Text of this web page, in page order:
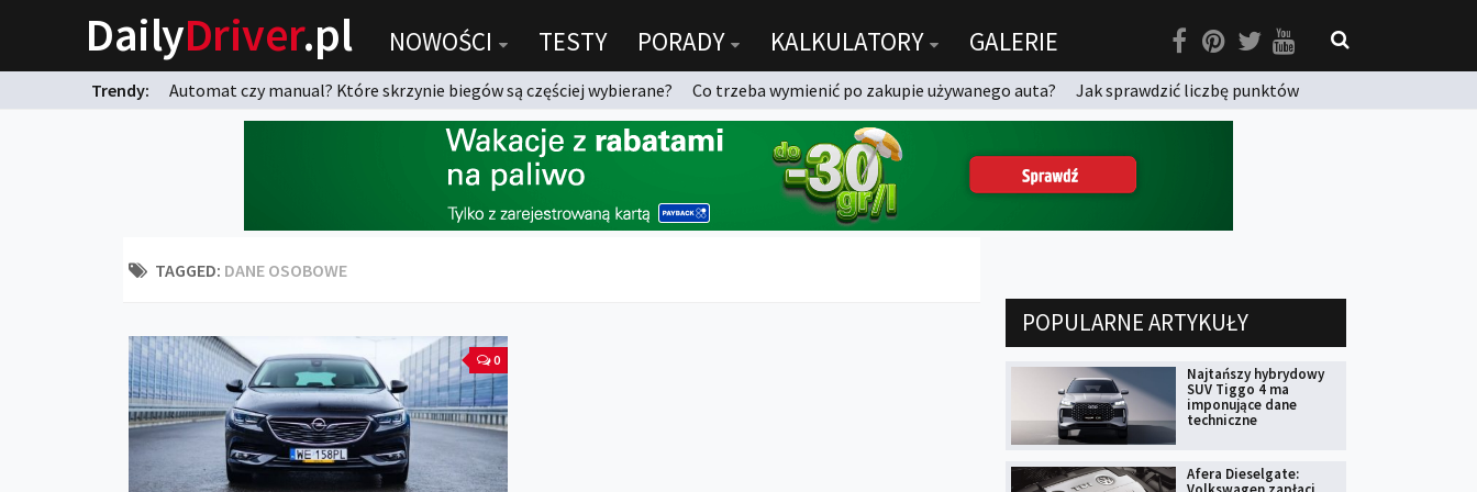
DailyDriver.pl NOWOŚCI TESTY PORADY KALKULATORY GALERIE
Trendy: Automat czy manual? Które skrzynie biegów są częściej wybierane? Co trzeba wymienić po zakupie używanego auta?
Jak sprawdzić liczbę punktów
TAGGED: DANE OSOBOWE
0
POPULARNE ARTYKUŁY
Najtańszy hybrydowy
SUV Tiggo 4 ma
imponujące dane
techniczne
Afera Dieselgate: